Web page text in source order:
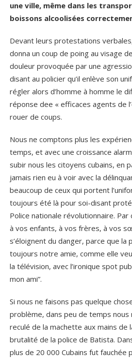
une ville, même dans les
boissons alcoolisées
Devant leurs protestations
donna un coup de poing au visage
douleur provoquée par une
disant au policier qu’il enlève son
régler alors d’homme à homme le
réponse dee « efficaces agents de
rouer de coups.
Nous ne comptons plus les
temps, et avec une croissance
subir nous les citoyens cubains, en
jamais rien eu à voir avec la
beaucoup de ceux qui portent
toujours été là pour soi-disant
Police nationale révolutionnaire. Par
à vos enfants, à vos frères, à vos
s’éloignent du danger, parce que la
toujours notre amie, comme elle
la télévision, avec l’ironique spot
mon ami”.
Si nous ne faisons pas quelque
problème, dans peu de temps
reculé de la machette aux mains de
brutalité de la police de Batista.
plus de 20 000 Cubains fut fauchée